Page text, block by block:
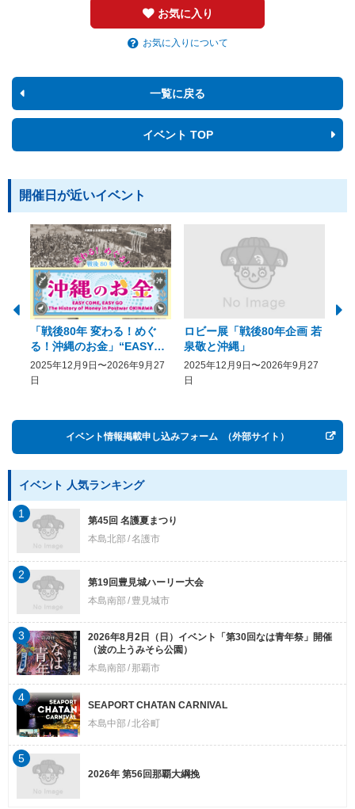
お気に入り
お気に入りについて
一覧に戻る
イベント TOP
開催日が近いイベント
「戦後80年 変わる！めぐ
る！沖縄のお金」“EASY
COME, EASY GO － The
History of Money in
2025年12月9日〜2026年9月27
日
ロビー展「戦後80年企画 若
泉敬と沖縄」
2025年12月9日〜2026年9月27
日
イベント情報掲載申し込みフォーム （外部サイト）
イベント 人気ランキング
第45回 名護夏まつり
本島北部 名護市
1
第19回豊見城ハーリー大会
本島南部
豊見城市
2
2026年8月2日（日）イベント「第30回なは青年祭」開催
（波の上うみそら公園）
本島南部
那覇市
3
SEAPORT CHATAN CARNIVAL
本島中部 北谷町
4
2026年 第56回那覇大綱挽
5